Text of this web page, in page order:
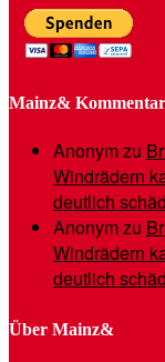
Mainz&
Anonymzu
Windrädern
deutlich
Anonymzu
Windrädern
deutlich
Über Mainz&